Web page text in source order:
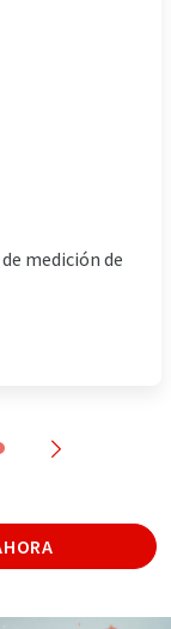
medición de